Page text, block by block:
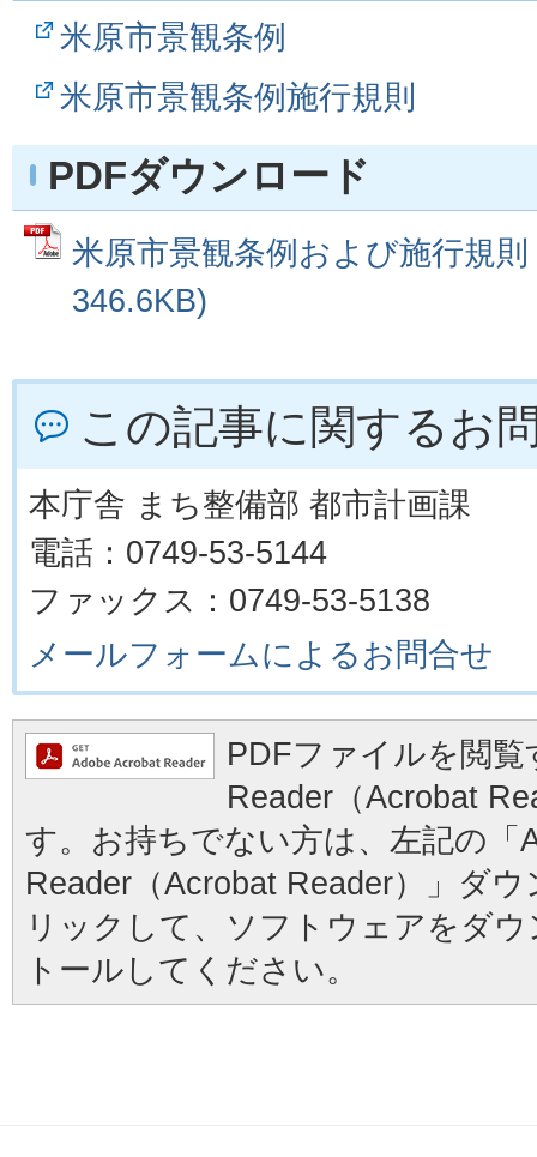
米原市景観条例
米原市景観条例施行規則
PDFダウンロード
米原市景観条例および施行規
346.6KB)
この記事に関するお
本庁舎 まち整備部 都市計画課
電話：0749-53-5144
ファックス：0749-53-5138
メールフォームによるお問合せ
PDFファイルを閲
Reader（Acrobat
す。お持ちでない方は、左記の「
Reader（Acrobat Reader）」ダ
リックして、ソフトウェアをダ
トールしてください。